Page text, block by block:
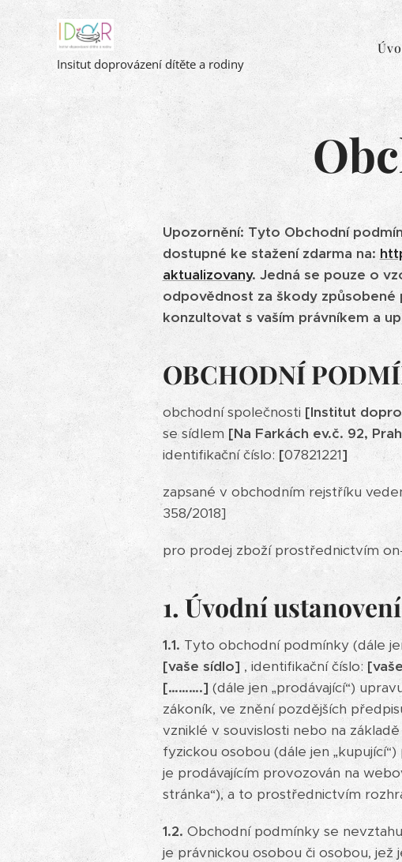
Insitut doprovázení dítěte a rodiny
Upozornění: Tyto Obchodní
dostupné ke stažení zdarma na:
aktualizovany. Jedná se pouze o
odpovědnost za škody
konzultovat s vaším právníkem a
OBCHODNÍ
obchodní společnosti [Institut
se sídlem[Na Farkách ev.č. 92,
identifikační číslo:[07821221]
zapsané v obchodním rejstříku
358/2018]
pro prodej zboží prostřednictvím
1. Úvodní ustanovení
1.1. Tyto obchodní podmínky (dále
[vaše sídlo] , identifikační číslo:
[……….] (dále jen „prodávající“)
zákoník, ve znění pozdějších
vzniklé v souvislosti nebo na
fyzickou osobou (dále jen
je prodávajícím provozován na
stránka“), a to prostřednictvím
1.2. Obchodní podmínky se
je právnickou osobou či osobou, jež